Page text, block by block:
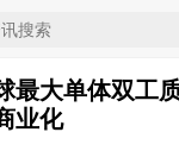
最大单体双工
业化